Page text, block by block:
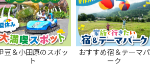
豆＆小田原のスポッ
ト
おすすめ宿＆テーマパ
ーク